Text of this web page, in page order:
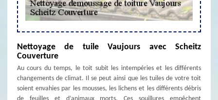
Nettoyage de tuile Vaujours avec Scheitz
Couverture
Au cours du temps, le toit subit les intempéries et les différents
changements de climat. Il se peut ainsi que les tuiles de votre toit
soient envahies par les mousses, les lichens et les différents débris